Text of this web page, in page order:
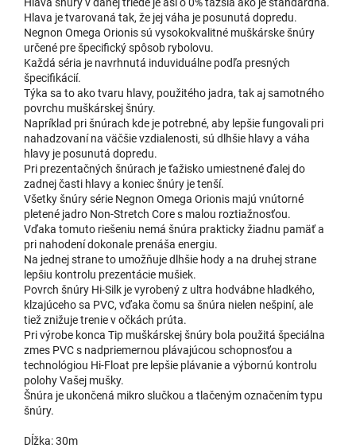
WF2F
u dodávateľa| 65496
29,61 €
Hlava je tvarovaná tak, že jej váha je posunutá dopredu.
Negnon Omega Orionis sú vysokokvalitné muškárske šnúry
určené pre špecifický spôsob rybolovu.
Každá séria je navrhnutá induviduálne podľa presných
špecifikácií.
Týka sa to ako tvaru hlavy, použitého jadra, tak aj samotného
povrchu muškárskej šnúry.
Napríklad pri šnúrach kde je potrebné, aby lepšie fungovali pri
nahadzovaní na väčšie vzdialenosti, sú dlhšie hlavy a váha
hlavy je posunutá dopredu.
Pri prezentačných šnúrach je ťažisko umiestnené ďalej do
zadnej časti hlavy a koniec šnúry je tenší.
Všetky šnúry série Negnon Omega Orionis majú vnútorné
pletené jadro Non-Stretch Core s malou roztiažnosťou.
Vďaka tomuto riešeniu nemá šnúra prakticky žiadnu pamäť a
pri nahodení dokonale prenáša energiu.
Na jednej strane to umožňuje dlhšie hody a na druhej strane
lepšiu kontrolu prezentácie mušiek.
Povrch šnúry Hi-Silk je vyrobený z ultra hodvábne hladkého,
klzajúceho sa PVC, vďaka čomu sa šnúra nielen nešpiní, ale
tiež znižuje trenie v očkách prúta.
Pri výrobe konca Tip muškárskej šnúry bola použitá špeciálna
zmes PVC s nadpriemernou plávajúcou schopnosťou a
technológiou Hi-Float pre lepšie plávanie a výbornú kontrolu
polohy Vašej mušky.
Šnúra je ukončená mikro slučkou a tlačeným označením typu
šnúry.
Dĺžka: 30m